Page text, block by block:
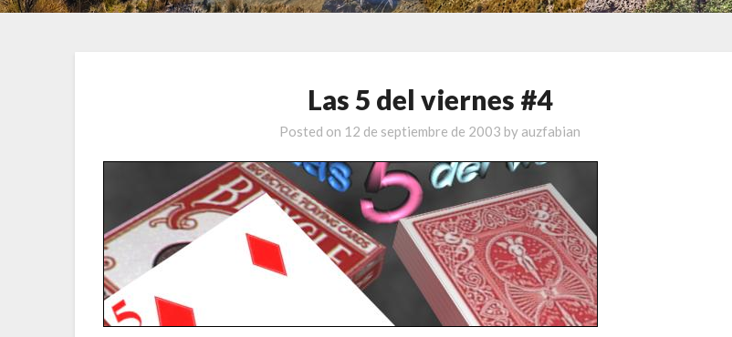
Las 5 del viernes #4
Posted on 12 de septiembre de 2003 by auzfabian